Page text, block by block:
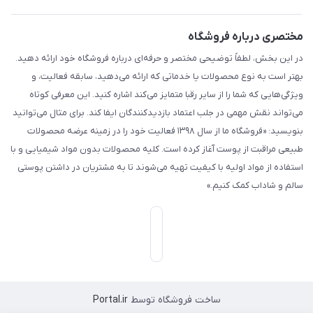
مختصری درباره فروشگاه
در این بخش، لطفاً توضیحی مختصر و حرفه‌ای درباره فروشگاه خود ارائه دهید.
بهتر است به نوع محصولات یا خدماتی که ارائه می‌دهید، سابقه فعالیت، و
ویژگی‌هایی که شما را از سایر رقبا متمایز می‌کند اشاره کنید. این معرفی کوتاه
می‌تواند نقش مهمی در جلب اعتماد بازدیدکنندگان ایفا کند. برای مثال می‌توانید
بنویسید: «فروشگاه ما از سال ۱۳۹۸ فعالیت خود را در زمینه عرضه محصولات
طبیعی مراقبت از پوست آغاز کرده است. کلیه محصولات بدون مواد شیمیایی و با
استفاده از مواد اولیه با کیفیت تهیه می‌شوند تا به مشتریان در داشتن پوستی
سالم و شاداب کمک کنیم.»
ساخت فروشگاه توسطPortal.ir